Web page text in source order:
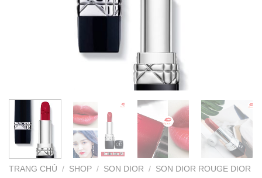
TRANG CHỦ / SHOP / SON DIOR / SON DIOR ROUGE DIOR